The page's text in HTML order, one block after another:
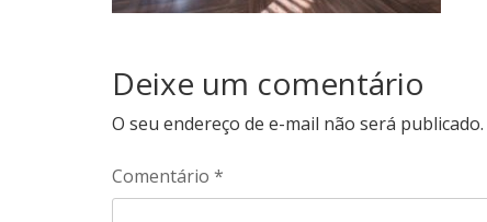
Deixe um comentário
O seu endereço de e-mail não será publicado.
Comentário *